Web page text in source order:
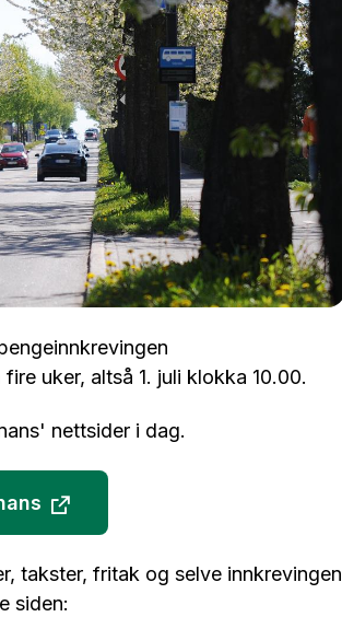
uker, altså 1. juli klokka 10.00.
nettsider i dag.
takster, fritak og selve innkrevingen
siden: